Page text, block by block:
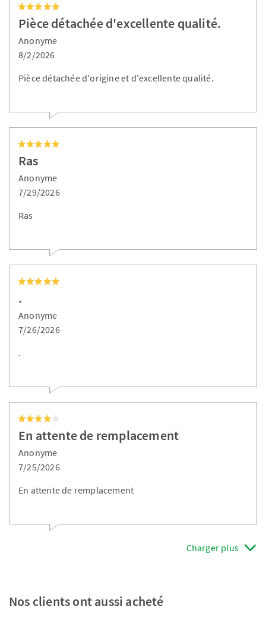
Pièce détachée d'excellente qualité.
Anonyme
8/2/2026
Pièce détachée d'origine et d'excellente qualité.
Ras
Anonyme
7/29/2026
Ras
.
Anonyme
7/26/2026
.
En attente de remplacement
Anonyme
7/25/2026
En attente de remplacement
Charger plus
Nos clients ont aussi acheté